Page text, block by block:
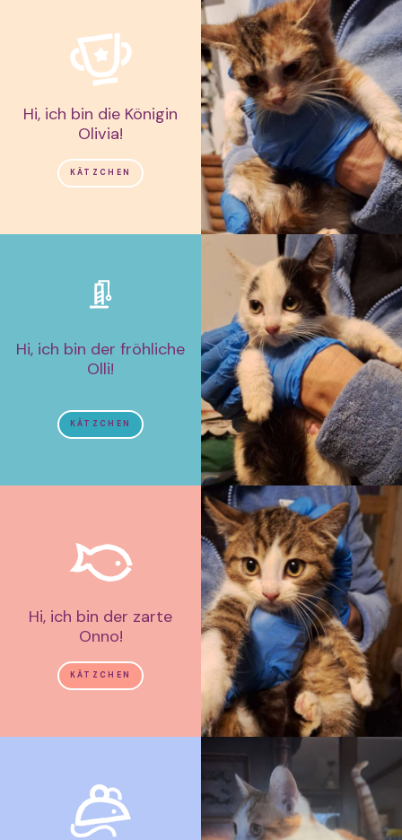
Hi, ich bin die Königin
Olivia!
KÄTZCHEN
Hi, ich bin der fröhliche
Olli!
KÄTZCHEN
Hi, ich bin der zarte
Onno!
KÄTZCHEN